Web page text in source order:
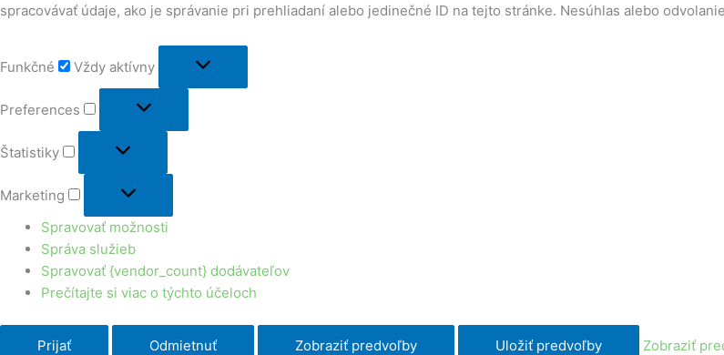
spracovávať údaje, ako je správanie pri prehliadaní alebo jedinečné ID na tejto stránke. Nesúhlas alebo
Funkčné Vždy aktívny
Preferences
Štatistiky
Marketing
Spravovať možnosti
Správa služieb
Spravovať {vendor_count} dodávateľov
Prečítajte si viac o týchto účeloch
Prijať Odmietnuť Zobraziť predvoľby Uložiť predvoľby
Zobraziť